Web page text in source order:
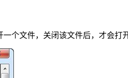
个文件，关闭该文件后，才会打